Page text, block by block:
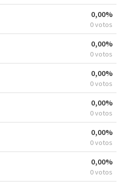
0,00%
0 votos
0,00%
0 votos
0,00%
0 votos
0,00%
0 votos
0,00%
0 votos
0,00%
0 votos